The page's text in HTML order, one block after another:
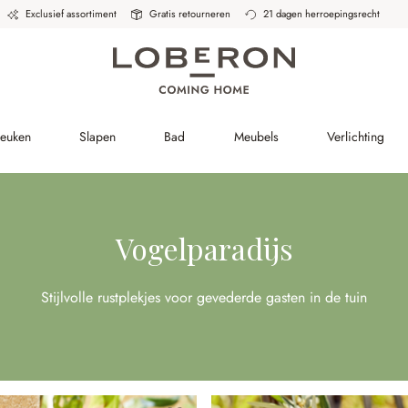
Exclusief assortiment Gratis retourneren 21 dagen herroepingsrecht
Slapen Bad Meubels Verlichting
Vogelparadijs
Stijlvolle rustplekjes voor gevederde gasten in de tuin